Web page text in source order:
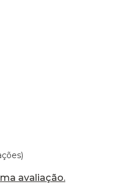
avaliação.